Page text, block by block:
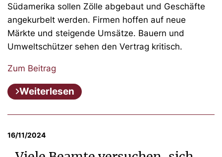
Südamerika sollen Zölle abgebaut und Geschäfte
angekurbelt werden. Firmen hoffen auf neue
Märkte und steigende Umsätze. Bauern und
Umweltschützer sehen den Vertrag kritisch.
Zum Beitrag
Weiterlesen
16/11/2024